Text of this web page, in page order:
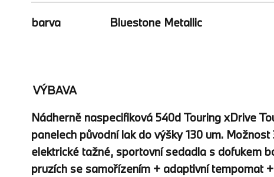
barva Bluestone Metallic
VÝBAVA
Nádherně naspecifiková 540d Touring xDrive
panelech původní lak do výšky 130 um.
elektrické tažné, sportovní sedadla s dofukem
pruzích se samořízením + adaptivní tempomat